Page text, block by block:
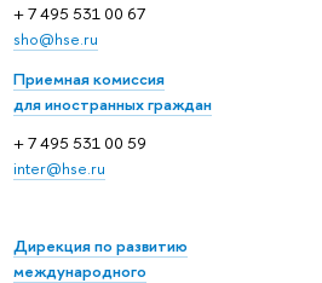
+ 7 495 531 00 67
sho@hse.ru
Приемная комиссия
для иностранных граждан
+ 7 495 531 00 59
inter@hse.ru
Дирекция по развитию
международного